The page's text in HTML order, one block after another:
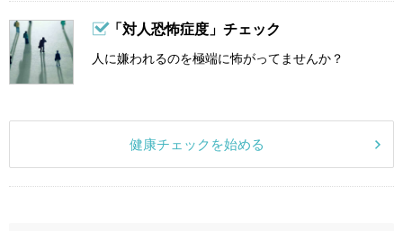
「対人恐怖症度」チェック
人に嫌われるのを極端に怖がってませんか？
健康チェックを始める